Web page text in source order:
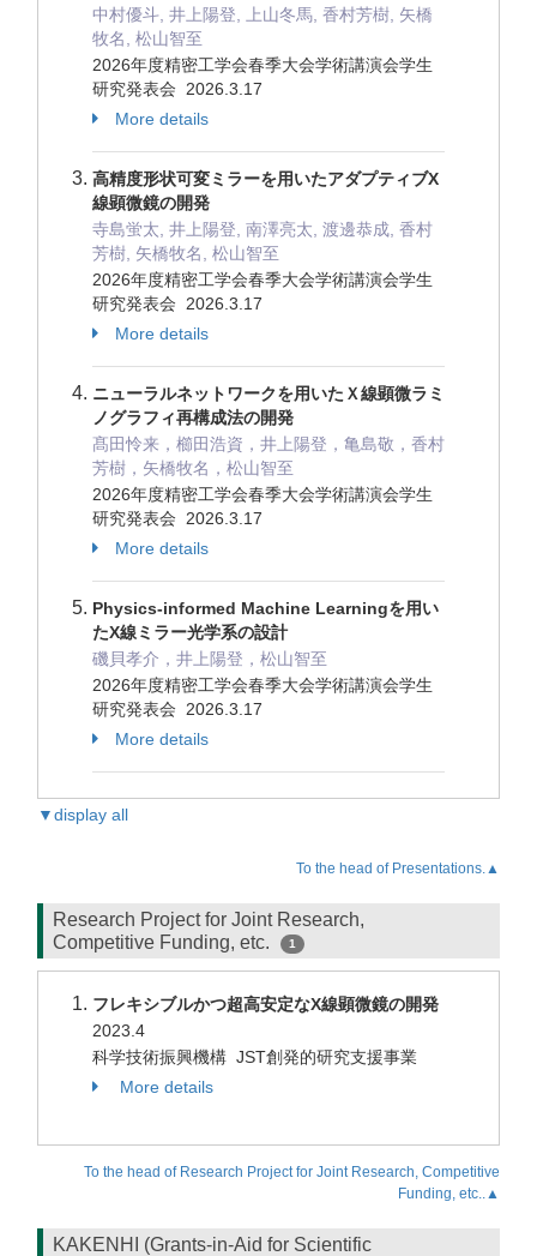
中村優斗, 井上陽登, 上山冬馬, 香村芳樹, 矢橋
牧名, 松山智至
2026年度精密工学会春季大会学術講演会学生
研究発表会 2026.3.17
More details
高精度形状可変ミラーを用いたアダプティブX
線顕微鏡の開発
寺島蛍太, 井上陽登, 南澤亮太, 渡邊恭成, 香村
芳樹, 矢橋牧名, 松山智至
2026年度精密工学会春季大会学術講演会学生
研究発表会 2026.3.17
More details
ニューラルネットワークを用いたＸ線顕微ラミ
ノグラフィ再構成法の開発
髙田怜来，櫛田浩資，井上陽登，亀島敬，香村
芳樹，矢橋牧名，松山智至
2026年度精密工学会春季大会学術講演会学生
研究発表会 2026.3.17
More details
Physics-informed Machine Learningを用い
たX線ミラー光学系の設計
磯貝孝介，井上陽登，松山智至
2026年度精密工学会春季大会学術講演会学生
研究発表会 2026.3.17
More details
▼display all
To the head of Presentations.▲
Research Project for Joint Research,
Competitive Funding, etc.
1
フレキシブルかつ超高安定なX線顕微鏡の開発
2023.4
科学技術振興機構 JST創発的研究支援事業
More details
To the head of Research Project for Joint Research, Competitive
Funding, etc..▲
KAKENHI (Grants-in-Aid for Scientific